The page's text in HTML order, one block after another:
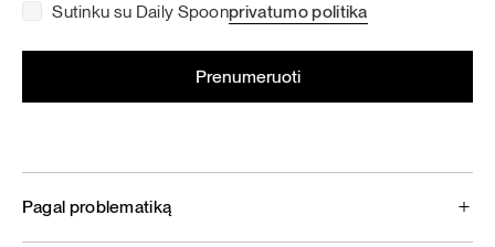
Sutinku su Daily Spoonprivatumo politika
Pagal problematiką